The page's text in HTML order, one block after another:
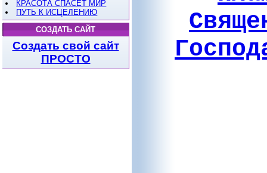
КРАСОТА СПАСЕТ МИР
ПУТЬ К ИСЦЕЛЕНИЮ
СОЗДАТЬ САЙТ
Создать свой сайт
ПРОСТО